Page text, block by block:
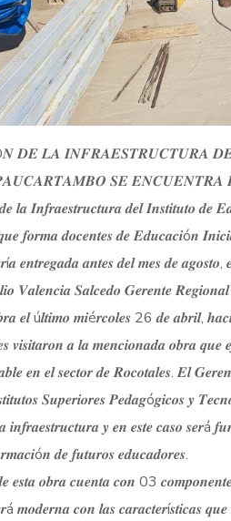
𝑫𝑬 𝑳𝑨 𝑰𝑵𝑭𝑹𝑨𝑬𝑺𝑻𝑹𝑼𝑪𝑻𝑼𝑹𝑨
𝑺𝑬 𝑬𝑵𝑪𝑼𝑬𝑵𝑻𝑹𝑨
𝒍𝒂 𝑰𝒏𝒇𝒓𝒂𝒆𝒔𝒕𝒓𝒖𝒄𝒕𝒖𝒓𝒂 𝒅𝒆𝒍 𝑰𝒏𝒔𝒕𝒊𝒕𝒖𝒕𝒐
𝒇𝒐𝒓𝒎𝒂 𝒅𝒐𝒄𝒆𝒏𝒕𝒆𝒔 𝒅𝒆 𝑬𝒅𝒖𝒄𝒂𝒄𝒊ó𝒏
𝒆𝒏𝒕𝒓𝒆𝒈𝒂𝒅𝒂 𝒂𝒏𝒕𝒆𝒔 𝒅𝒆𝒍 𝒎𝒆𝒔 𝒅𝒆
𝑽𝒂𝒍𝒆𝒏𝒄𝒊𝒂 𝑺𝒂𝒍𝒄𝒆𝒅𝒐 𝑮𝒆𝒓𝒆𝒏𝒕𝒆
𝒆𝒍 ú𝒍𝒕𝒊𝒎𝒐 𝒎𝒊é𝒓𝒄𝒐𝒍𝒆𝒔 26 𝒅𝒆 𝒂𝒃𝒓𝒊𝒍,
𝒗𝒊𝒔𝒊𝒕𝒂𝒓𝒐𝒏 𝒂 𝒍𝒂 𝒎𝒆𝒏𝒄𝒊𝒐𝒏𝒂𝒅𝒂 𝒐𝒃𝒓𝒂
𝒆𝒏 𝒆𝒍 𝒔𝒆𝒄𝒕𝒐𝒓 𝒅𝒆 𝑹𝒐𝒄𝒐𝒕𝒂𝒍𝒆𝒔. 𝑬𝒍
𝑺𝒖𝒑𝒆𝒓𝒊𝒐𝒓𝒆𝒔 𝑷𝒆𝒅𝒂𝒈ó𝒈𝒊𝒄𝒐𝒔 𝒚
𝒚 𝒆𝒏 𝒆𝒔𝒕𝒆 𝒄𝒂𝒔𝒐 𝒔𝒆𝒓á
𝒅𝒆 𝒇𝒖𝒕𝒖𝒓𝒐𝒔 𝒆𝒅𝒖𝒄𝒂𝒅𝒐𝒓𝒆𝒔.
𝒆𝒔𝒕𝒂 𝒐𝒃𝒓𝒂 𝒄𝒖𝒆𝒏𝒕𝒂 𝒄𝒐𝒏 03
𝒎𝒐𝒅𝒆𝒓𝒏𝒂 𝒄𝒐𝒏 𝒍𝒂𝒔 𝒄𝒂𝒓𝒂𝒄𝒕𝒆𝒓í𝒔𝒕𝒊𝒄𝒂𝒔